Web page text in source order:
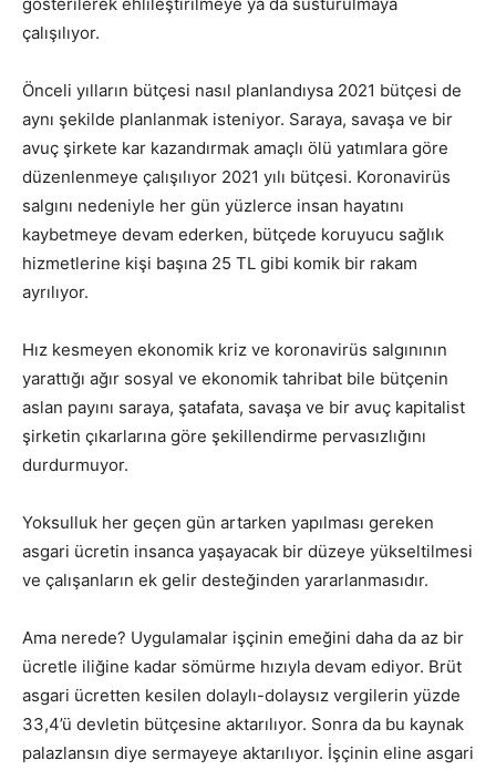
gösterilerek ehlileştirilmeye ya da susturulmaya
çalışılıyor.
Önceli yılların bütçesi nasıl planlandıysa 2021 bütçesi de
aynı şekilde planlanmak isteniyor. Saraya, savaşa ve bir
avuç şirkete kar kazandırmak amaçlı ölü yatımlara göre
düzenlenmeye çalışılıyor 2021 yılı bütçesi. Koronavirüs
salgını nedeniyle her gün yüzlerce insan hayatını
kaybetmeye devam ederken, bütçede koruyucu sağlık
hizmetlerine kişi başına 25 TL gibi komik bir rakam
ayrılıyor.
Hız kesmeyen ekonomik kriz ve koronavirüs salgınının
yarattığı ağır sosyal ve ekonomik tahribat bile bütçenin
aslan payını saraya, şatafata, savaşa ve bir avuç kapitalist
şirketin çıkarlarına göre şekillendirme pervasızlığını
durdurmuyor.
Yoksulluk her geçen gün artarken yapılması gereken
asgari ücretin insanca yaşayacak bir düzeye yükseltilmesi
ve çalışanların ek gelir desteğinden yararlanmasıdır.
Ama nerede? Uygulamalar işçinin emeğini daha da az bir
ücretle iliğine kadar sömürme hızıyla devam ediyor. Brüt
asgari ücretten kesilen dolaylı-dolaysız vergilerin yüzde
33,4’ü devletin bütçesine aktarılıyor. Sonra da bu kaynak
palazlansın diye sermayeye aktarılıyor. İşçinin eline asgari